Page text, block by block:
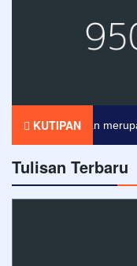
KUTIPAN
Pendidikan
Tulisan Terbaru